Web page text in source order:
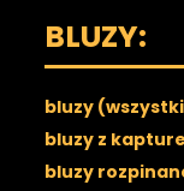
BLUZY:
bluzy
bluzy z
bluzy